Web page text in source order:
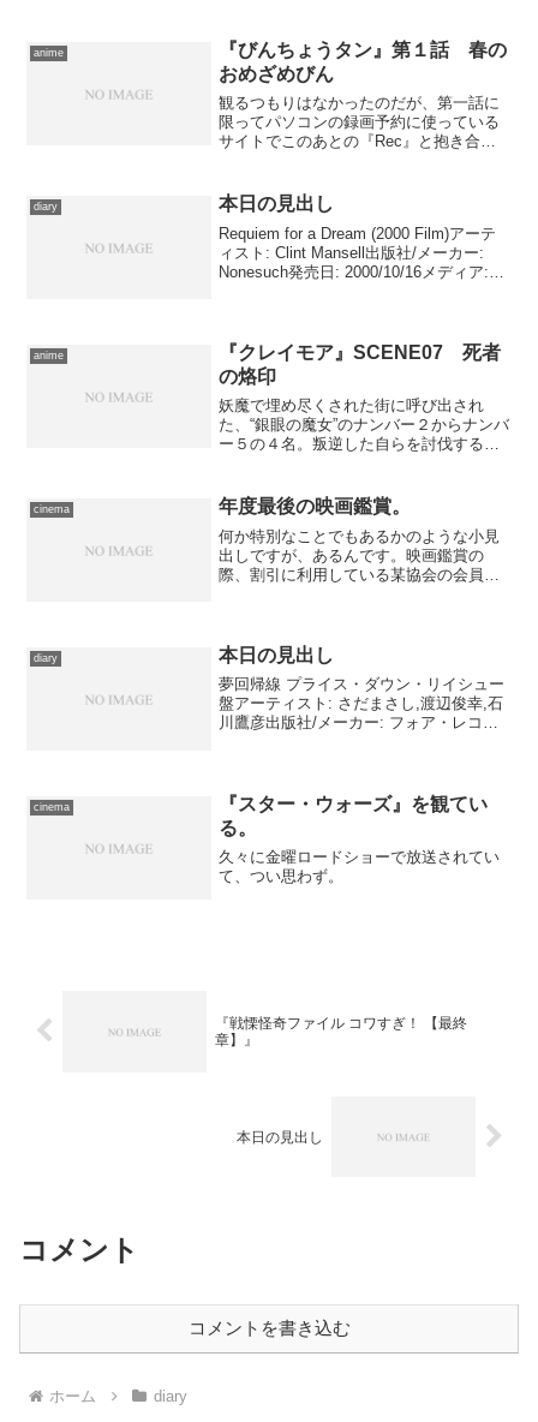
anime
『びんちょうタン』第１話 春の
おめざめびん
観るつもりはなかったのだが、第一話に
限ってパソコンの録画予約に使っている
サイトでこのあとの『Rec』と抱き合わ
に落ちる影の動きや水面に遊弋する光、
そういうものをふんだんに...
diary 本日の見出し
Requiem for a Dream (2000 Film)アーテ
ィスト: Clint Mansell出版社/メーカー:
Nonesuch発売日: 2000/10/16メディア:
anime
『クレイモア』SCENE07 死者
の烙印
妖魔で埋め尽くされた街に呼び出され
た、“銀眼の魔女”のナンバー２からナンバ
ー５の４名。叛逆した自らを討伐するた
い、という趣がそれでも強かったのです
が、“銀眼の魔女”でも最...
cinema 年度最後の映画鑑賞。
何か特別なことでもあるかのような小見
出しですが、あるんです。映画鑑賞の
際、割引に利用している某協会の会員証
です。つまり、明日から...
diary 本日の見出し
夢回帰線 プライス・ダウン・リイシュー
盤アーティスト: さだまさし,渡辺俊幸,石
川鷹彦出版社/メーカー: フォア・レコー
cinema
『スター・ウォーズ』を観てい
る。
久々に金曜ロードショーで放送されてい
て、つい思わず。
『戦慄怪奇ファイル コワすぎ！ 【最終
章】』
本日の見出し
コメント
コメントを書き込む
ホーム diary